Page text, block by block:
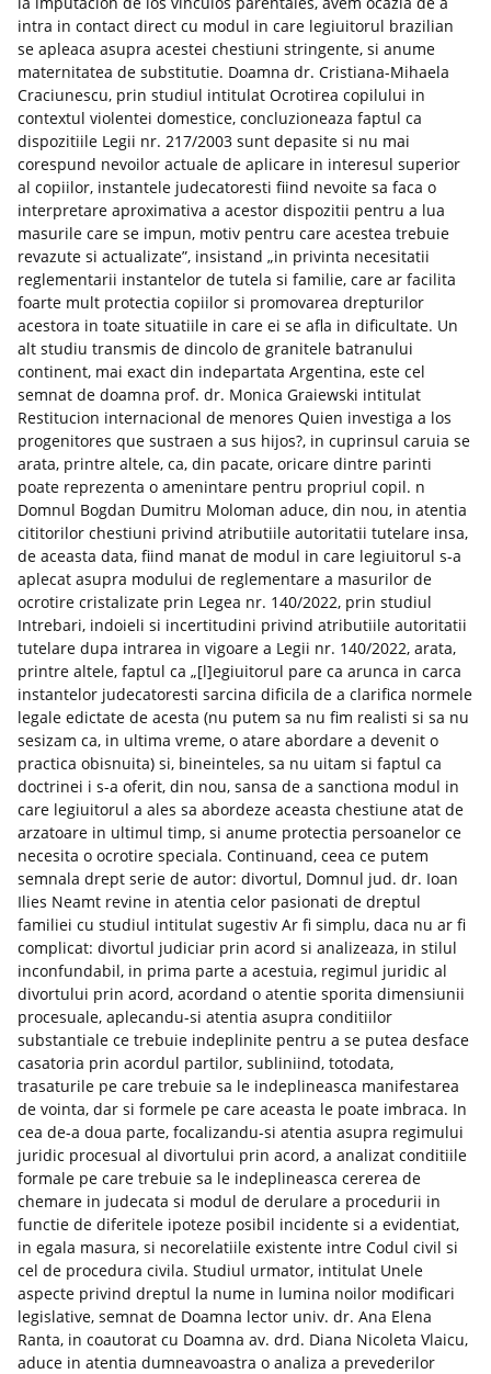
intra in contact direct cu modul in care legiuitorul brazilian
se apleaca asupra acestei chestiuni stringente, si anume
maternitatea de substitutie. Doamna dr. Cristiana-Mihaela
Craciunescu, prin studiul intitulat Ocrotirea copilului in
contextul violentei domestice, concluzioneaza faptul ca
dispozitiile Legii nr. 217/2003 sunt depasite si nu mai
corespund nevoilor actuale de aplicare in interesul superior
al copiilor, instantele judecatoresti fiind nevoite sa faca o
interpretare aproximativa a acestor dispozitii pentru a lua
masurile care se impun, motiv pentru care acestea trebuie
revazute si actualizate”, insistand „in privinta necesitatii
reglementarii instantelor de tutela si familie, care ar facilita
foarte mult protectia copiilor si promovarea drepturilor
acestora in toate situatiile in care ei se afla in dificultate. Un
alt studiu transmis de dincolo de granitele batranului
continent, mai exact din indepartata Argentina, este cel
semnat de doamna prof. dr. Monica Graiewski intitulat
Restitucion internacional de menores Quien investiga a los
progenitores que sustraen a sus hijos?, in cuprinsul caruia se
arata, printre altele, ca, din pacate, oricare dintre parinti
poate reprezenta o amenintare pentru propriul copil. n
Domnul Bogdan Dumitru Moloman aduce, din nou, in atentia
cititorilor chestiuni privind atributiile autoritatii tutelare insa,
de aceasta data, fiind manat de modul in care legiuitorul s-a
aplecat asupra modului de reglementare a masurilor de
ocrotire cristalizate prin Legea nr. 140/2022, prin studiul
Intrebari, indoieli si incertitudini privind atributiile autoritatii
tutelare dupa intrarea in vigoare a Legii nr. 140/2022, arata,
printre altele, faptul ca „[l]egiuitorul pare ca arunca in carca
instantelor judecatoresti sarcina dificila de a clarifica normele
legale edictate de acesta (nu putem sa nu fim realisti si sa nu
sesizam ca, in ultima vreme, o atare abordare a devenit o
practica obisnuita) si, bineinteles, sa nu uitam si faptul ca
doctrinei i s-a oferit, din nou, sansa de a sanctiona modul in
care legiuitorul a ales sa abordeze aceasta chestiune atat de
arzatoare in ultimul timp, si anume protectia persoanelor ce
necesita o ocrotire speciala. Continuand, ceea ce putem
semnala drept serie de autor: divortul, Domnul jud. dr. Ioan
Ilies Neamt revine in atentia celor pasionati de dreptul
familiei cu studiul intitulat sugestiv Ar fi simplu, daca nu ar fi
complicat: divortul judiciar prin acord si analizeaza, in stilul
inconfundabil, in prima parte a acestuia, regimul juridic al
divortului prin acord, acordand o atentie sporita dimensiunii
procesuale, aplecandu-si atentia asupra conditiilor
substantiale ce trebuie indeplinite pentru a se putea desface
casatoria prin acordul partilor, subliniind, totodata,
trasaturile pe care trebuie sa le indeplineasca manifestarea
de vointa, dar si formele pe care aceasta le poate imbraca. In
cea de-a doua parte, focalizandu-si atentia asupra regimului
juridic procesual al divortului prin acord, a analizat conditiile
formale pe care trebuie sa le indeplineasca cererea de
chemare in judecata si modul de derulare a procedurii in
functie de diferitele ipoteze posibil incidente si a evidentiat,
in egala masura, si necorelatiile existente intre Codul civil si
cel de procedura civila. Studiul urmator, intitulat Unele
aspecte privind dreptul la nume in lumina noilor modificari
legislative, semnat de Doamna lector univ. dr. Ana Elena
Ranta, in coautorat cu Doamna av. drd. Diana Nicoleta Vlaicu,
aduce in atentia dumneavoastra o analiza a prevederilor